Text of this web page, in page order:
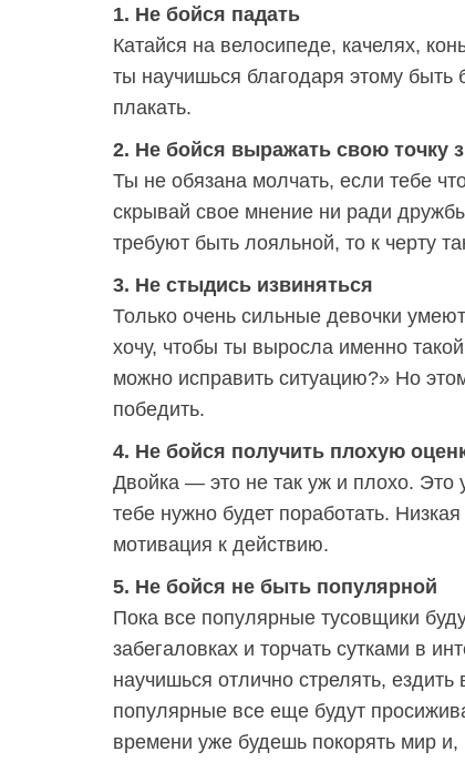
1. Не бойся падать
Катайся на велосипеде, качелях,
ты научишься благодаря этому быть
плакать.
2. Не бойся выражать свою точку
Ты не обязана молчать, если тебе
скрывай свое мнение ни ради
требуют быть лояльной, то к черту
3. Не стыдись извиняться
Только очень сильные девочки
хочу, чтобы ты выросла именно
можно исправить ситуацию?» Но
победить.
4. Не бойся получить плохую
Двойка — это не так уж и плохо. Это
тебе нужно будет поработать.
мотивация к действию.
5. Не бойся не быть популярной
Пока все популярные тусовщики
забегаловках и торчать сутками в
научишься отлично стрелять,
популярные все еще будут
времени уже будешь покорять мир